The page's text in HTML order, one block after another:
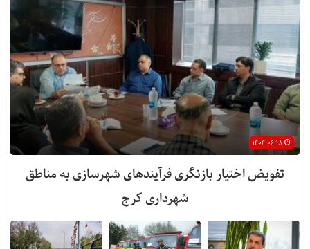
تفویض اختیار بازنگری فرآیندهای شهرسازی به مناطق
شهرداری کرج